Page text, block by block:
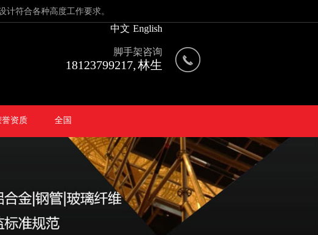
符合各种高度工作要求。
中文 English
脚手架咨询
18123799217, 林生
誉资质 全国